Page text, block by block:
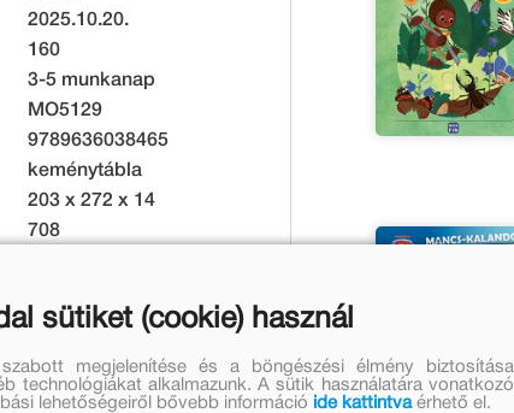
2025.10.20.
160
3-5 munkanap
MO5129
9789636038465
keménytábla
203 x 272 x 14
708
5 399 Ft
sütiket (cookie) használ
megjelenítése és a böngészési élmény biztosítása
technológiákat alkalmazunk. A sütik használatára vonatkozó
lehetőségeiről bővebb információ ide kattintvaérhető el.